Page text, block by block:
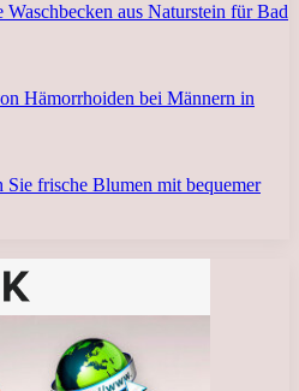
Waschbecken aus Naturstein für Bad
Hämorrhoiden bei Männern in
Sie frische Blumen mit bequemer